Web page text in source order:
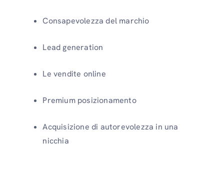
Consapevolezza del marchio
Lead generation
Le vendite online
Premium posizionamento
Acquisizione di autorevolezza in una
nicchia